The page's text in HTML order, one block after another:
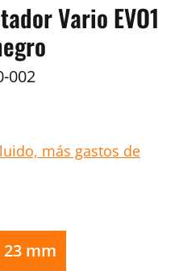
Vario EVO1
002
más gastos de
23 mm